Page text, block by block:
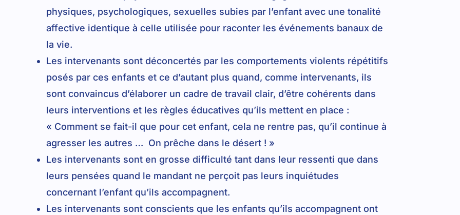
physiques, psychologiques, sexuelles subies par l’enfant avec une tonalité
affective identique à celle utilisée pour raconter les événements banaux de
la vie.
Les intervenants sont déconcertés par les comportements violents répétitifs
posés par ces enfants et ce d’autant plus quand, comme intervenants, ils
sont convaincus d’élaborer un cadre de travail clair, d’être cohérents dans
leurs interventions et les règles éducatives qu’ils mettent en place :
« Comment se fait-il que pour cet enfant, cela ne rentre pas, qu’il continue à
agresser les autres … On prêche dans le désert ! »
Les intervenants sont en grosse difficulté tant dans leur ressenti que dans
leurs pensées quand le mandant ne perçoit pas leurs inquiétudes
concernant l’enfant qu’ils accompagnent.
Les intervenants sont conscients que les enfants qu’ils accompagnent ont